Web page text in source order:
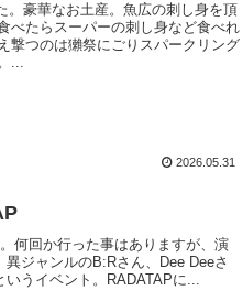
。豪華なお土産。魚広の刺し身を頂
べたらスーパーの刺し身など食べれ
撃つのは獺祭にごりスパークリング
...
2026.05.31
何回か行った事はありますが、演
ジャンルのB:Rさん、Dee Deeさ
いうイベント。RADATAPに...